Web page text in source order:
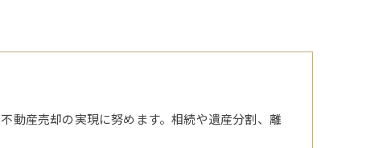
動産売却の実現に努めます。相続や遺産分割、離